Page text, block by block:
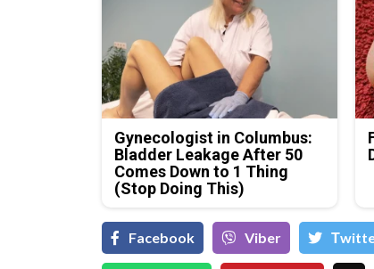
Gynecologist in Columbus:
Bladder Leakage After 50
Comes Down to 1 Thing
(Stop Doing This)
Facebook Viber